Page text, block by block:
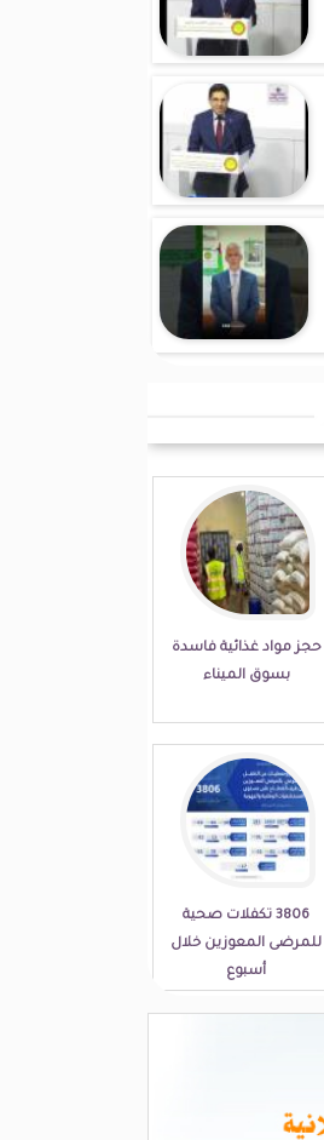
حجز مواد غذائية فاسدة
بسوق الميناء
3806 تكفلات صحية
للمرضى المعوزين خلال
أسبوع